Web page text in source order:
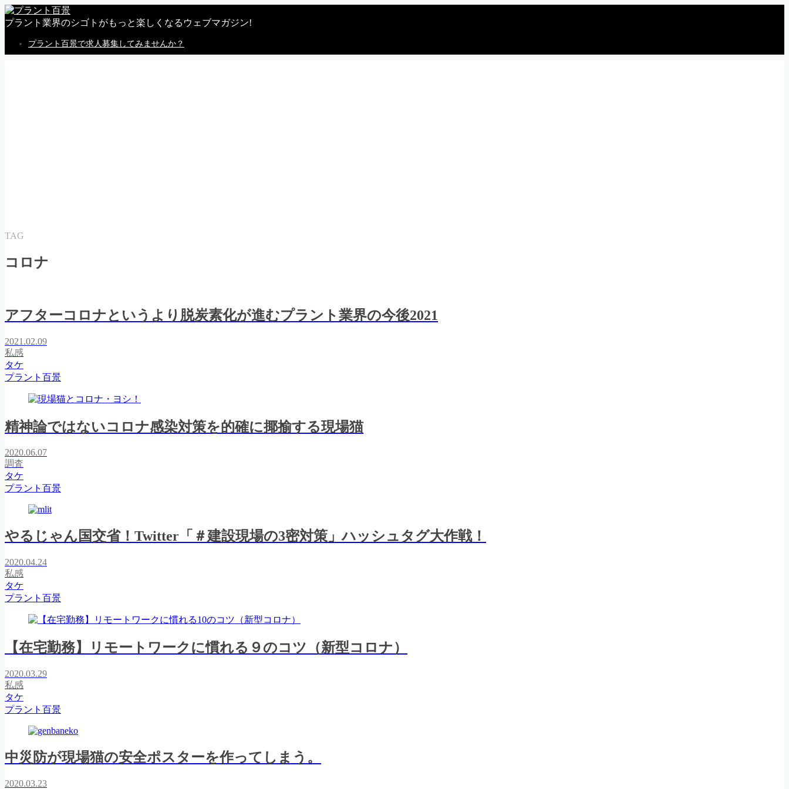
プラント業界のシゴトがもっと楽しくなるウェブマガジン!
プラント百景で求人募集してみませんか？
Follow Me
TAG
コロナ
アフターコロナというより脱炭素化が進むプラント業界の今後2021
2021.02.09
私感
タケ
プラント百景
精神論ではないコロナ感染対策を的確に揶揄する現場猫
2020.06.07
調査
タケ
プラント百景
やるじゃん国交省！Twitter「＃建設現場の3密対策」ハッシュタグ大作戦！
2020.04.24
私感
タケ
プラント百景
【在宅勤務】リモートワークに慣れる９のコツ（新型コロナ）
2020.03.29
私感
タケ
プラント百景
中災防が現場猫の安全ポスターを作ってしまう。
2020.03.23